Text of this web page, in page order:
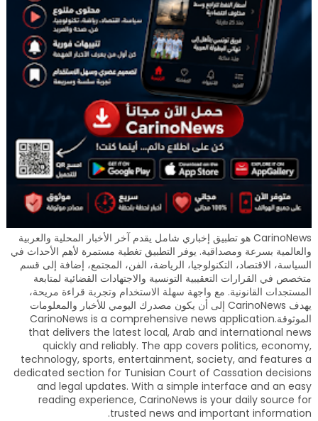
CarinoNews هو تطبيق إخباري شامل يقدم آخر الأخبار المحلية والعربية
والعالمية بسرعة ومصداقية. يوفر التطبيق تغطية مستمرة لأهم الأحداث في
السياسة، الاقتصاد، التكنولوجيا، الرياضة، الفن، المجتمع، إضافة إلى قسم
متخصص في القرارات التعقيبية التونسية والاجتهادات القضائية لمتابعة
المستجدات القانونية. مع واجهة سهلة الاستخدام وتجربة قراءة مريحة،
يهدف CarinoNews إلى أن يكون مصدرك اليومي للأخبار والمعلومات
الموثوقة.CarinoNews is a comprehensive news application
that delivers the latest local, Arab and international news
quickly and reliably. The app covers politics, economy,
technology, sports, entertainment, society, and features a
dedicated section for Tunisian Court of Cassation decisions
and legal updates. With a simple interface and an easy
reading experience, CarinoNews is your daily source for
trusted news and important information.